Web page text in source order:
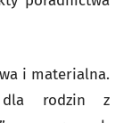
i materialna.
dla rodzin z